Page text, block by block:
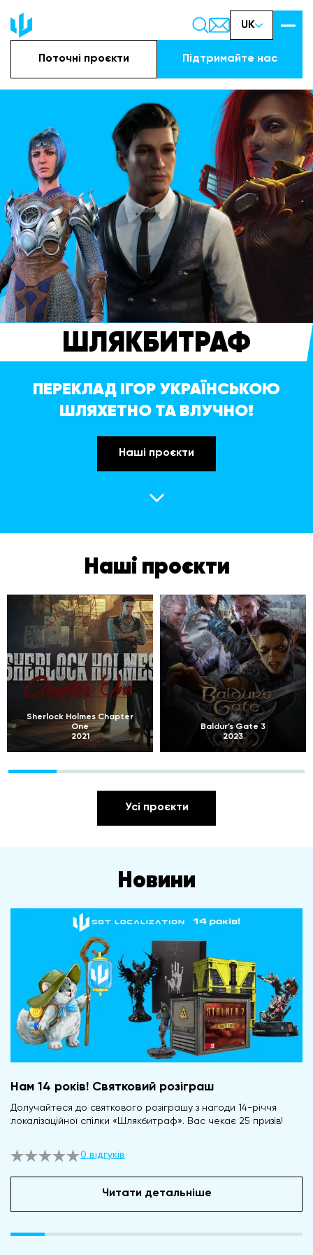
UK
Поточні проєкти Підтримайте наc
ШЛЯКБИТРАФ
ПЕРЕКЛАД ІГОР УКРАЇНСЬКОЮ
ШЛЯХЕТНО ТА ВЛУЧНО!
Наші проєкти
Наші проєкти
Sherlock Holmes Chapter
One
2021
Baldur’s Gate 3
2023
Усі проєкти
Новини
Нам 14 років! Святковий розіграш
Долучайтеся до святкового розіграшу з нагоди 14-річчя
локалізаційної спілки «Шлякбитраф». Вас чекає 25 призів!
0 відгуків
Читати детальніше